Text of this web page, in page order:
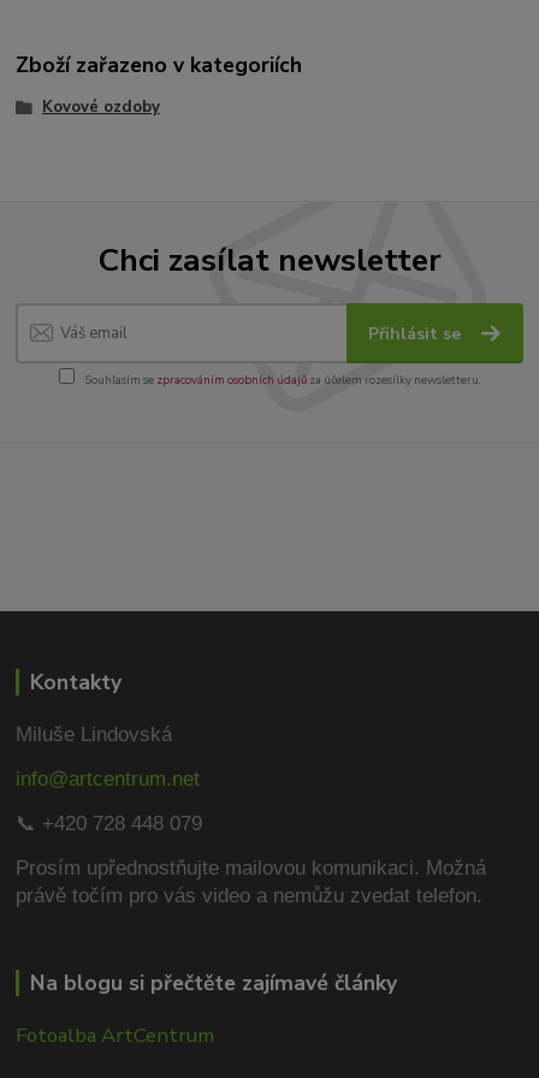
Zboží zařazeno v kategoriích
Kovové ozdoby
Chci zasílat newsletter
Přihlásit se
Souhlasím se zpracováním osobních údajůza účelem rozesílky newsletteru.
Kontakty
Miluše Lindovská
info@artcentrum.net
📞 +420 728 448 079
Prosím upřednostňujte mailovou komunikaci. Možná
právě točím pro vás video a nemůžu zvedat telefon.
Na blogu si přečtěte zajímavé články
Fotoalba ArtCentrum